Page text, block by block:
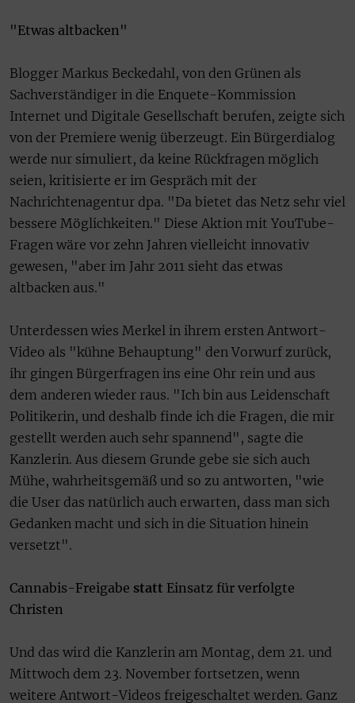
"Etwas altbacken"
Blogger Markus Beckedahl, von den Grünen als
Sachverständiger in die Enquete-Kommission
Internet und Digitale Gesellschaft berufen, zeigte sich
von der Premiere wenig überzeugt. Ein Bürgerdialog
werde nur simuliert, da keine Rückfragen möglich
seien, kritisierte er im Gespräch mit der
Nachrichtenagentur dpa. "Da bietet das Netz sehr viel
bessere Möglichkeiten." Diese Aktion mit YouTube-
Fragen wäre vor zehn Jahren vielleicht innovativ
gewesen, "aber im Jahr 2011 sieht das etwas
altbacken aus."
Unterdessen wies Merkel in ihrem ersten Antwort-
Video als "kühne Behauptung" den Vorwurf zurück,
ihr gingen Bürgerfragen ins eine Ohr rein und aus
dem anderen wieder raus. "Ich bin aus Leidenschaft
Politikerin, und deshalb finde ich die Fragen, die mir
gestellt werden auch sehr spannend", sagte die
Kanzlerin. Aus diesem Grunde gebe sie sich auch
Mühe, wahrheitsgemäß und so zu antworten, "wie
die User das natürlich auch erwarten, dass man sich
Gedanken macht und sich in die Situation hinein
versetzt".
Cannabis-Freigabe statt Einsatz für verfolgte
Christen
Und das wird die Kanzlerin am Montag, dem 21. und
Mittwoch dem 23. November fortsetzen, wenn
weitere Antwort-Videos freigeschaltet werden. Ganz